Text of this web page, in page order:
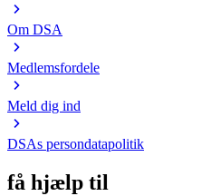
Om DSA
Medlemsfordele
Meld dig ind
DSAs persondatapolitik
få hjælp til